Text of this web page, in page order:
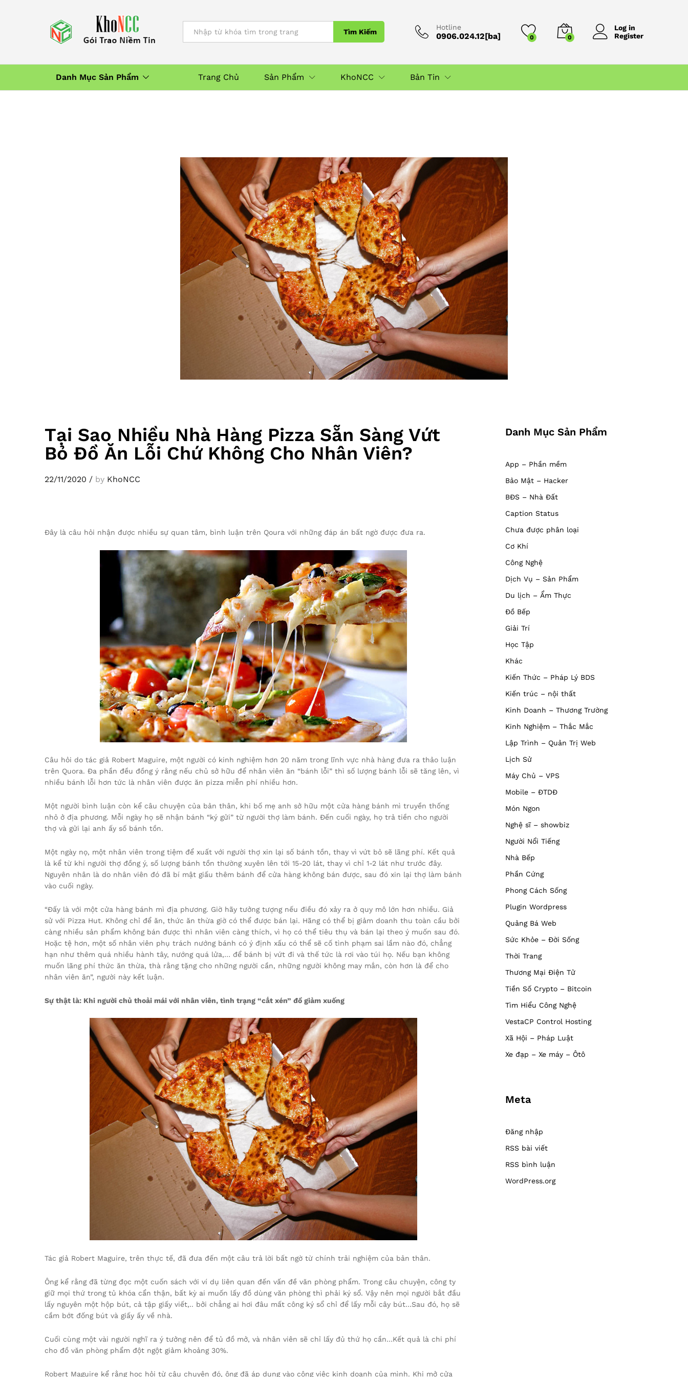
Tìm Kiếm
Hotline
0906.024.12[ba] 0 0
Log in
Register
Danh Mục Sản Phẩm Trang Chủ Sản Phẩm KhoNCC Bản Tin
Tại Sao Nhiều Nhà Hàng Pizza Sẵn Sàng Vứt
Bỏ Đồ Ăn Lỗi Chứ Không Cho Nhân Viên?
22/11/2020 / by KhoNCC
Đây là câu hỏi nhận được nhiều sự quan tâm, bình luận trên Qoura với những đáp án bất ngờ được đưa ra.
Câu hỏi do tác giả Robert Maguire, một người có kinh nghiệm hơn 20 năm trong lĩnh vực nhà hàng đưa ra thảo luận
trên Quora. Đa phần đều đồng ý rằng nếu chủ sở hữu để nhân viên ăn “bánh lỗi” thì số lượng bánh lỗi sẽ tăng lên, vì
nhiều bánh lỗi hơn tức là nhân viên được ăn pizza miễn phí nhiều hơn.
Một người bình luận còn kể câu chuyện của bản thân, khi bố mẹ anh sở hữu một cửa hàng bánh mì truyền thống
nhỏ ở địa phương. Mỗi ngày họ sẽ nhận bánh “ký gửi” từ người thợ làm bánh. Đến cuối ngày, họ trả tiền cho người
thợ và gửi lại anh ấy số bánh tồn.
Một ngày nọ, một nhân viên trong tiệm để xuất với người thợ xin lại số bánh tồn, thay vì vứt bỏ sẽ lãng phí. Kết quả
là kể từ khi người thợ đồng ý, số lượng bánh tồn thường xuyên lên tới 15-20 lát, thay vì chỉ 1-2 lát như trước đây.
Nguyên nhân là do nhân viên đó đã bí mật giấu thêm bánh để cửa hàng không bán được, sau đó xin lại thợ làm bánh
vào cuối ngày.
“Đấy là với một cửa hàng bánh mì địa phương. Giờ hãy tưởng tượng nếu điều đó xảy ra ở quy mô lớn hơn nhiều. Giả
sử với Pizza Hut. Không chỉ để ăn, thức ăn thừa giờ có thể được bán lại. Hãng có thể bị giảm doanh thu toàn cầu bởi
càng nhiều sản phẩm không bán được thì nhân viên càng thích, vì họ có thể tiêu thụ và bán lại theo ý muốn sau đó.
Hoặc tệ hơn, một số nhân viên phụ trách nướng bánh có ý định xấu có thể sẽ cố tình phạm sai lầm nào đó, chẳng
hạn như thêm quá nhiều hành tây, nướng quá lửa,… để bánh bị vứt đi và thế tức là rơi vào túi họ. Nếu bạn không
muốn lãng phí thức ăn thừa, thà rằng tặng cho những người cần, những người không may mắn, còn hơn là để cho
nhân viên ăn”, người này kết luận.
Sự thật là: Khi người chủ thoải mái với nhân viên, tình trạng “cắt xén” đồ giảm xuống
Tác giả Robert Maguire, trên thực tế, đã đưa đến một câu trả lời bất ngờ từ chính trải nghiệm của bản thân.
Ông kể rằng đã từng đọc một cuốn sách với ví dụ liên quan đến vấn đề văn phòng phẩm. Trong câu chuyện, công ty
giữ mọi thứ trong tủ khóa cẩn thận, bất kỳ ai muốn lấy đồ dùng văn phòng thì phải ký sổ. Vậy nên mọi người bắt đầu
lấy nguyên một hộp bút, cả tập giấy viết,.. bởi chẳng ai hơi đâu mất công ký sổ chỉ để lấy mỗi cây bút…Sau đó, họ sẽ
cầm bớt đống bút và giấy ấy về nhà.
Cuối cùng một vài người nghĩ ra ý tưởng nên để tủ đồ mở, và nhân viên sẽ chỉ lấy đủ thứ họ cần…Kết quả là chi phí
cho đồ văn phòng phẩm đột ngột giảm khoảng 30%.
Robert Maguire kể rằng học hỏi từ câu chuyện đó, ông đã áp dụng vào công việc kinh doanh của mình. Khi mở cửa
Danh Mục Sản Phẩm
App – Phần mềm
Bảo Mật – Hacker
BĐS – Nhà Đất
Caption Status
Chưa được phân loại
Cơ Khí
Công Nghệ
Dịch Vụ – Sản Phẩm
Du lịch – Ẩm Thực
Đồ Bếp
Giải Trí
Học Tập
Khác
Kiến Thức – Pháp Lý BDS
Kiến trúc – nội thất
Kinh Doanh – Thương Trường
Kinh Nghiệm – Thắc Mắc
Lập Trình – Quản Trị Web
Lịch Sử
Máy Chủ – VPS
Mobile – ĐTDĐ
Món Ngon
Nghệ sĩ – showbiz
Người Nổi Tiếng
Nhà Bếp
Phần Cứng
Phong Cách Sống
Plugin Wordpress
Quảng Bá Web
Sức Khỏe – Đời Sống
Thời Trang
Thương Mại Điện Tử
Tiền Số Crypto – Bitcoin
Tìm Hiểu Công Nghệ
VestaCP Control Hosting
Xã Hội – Pháp Luật
Xe đạp – Xe máy – Ôtô
Meta
Đăng nhập
RSS bài viết
RSS bình luận
WordPress.org